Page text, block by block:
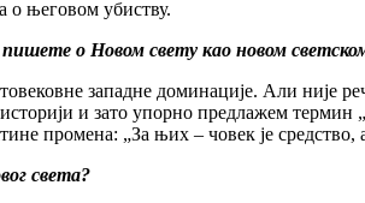
о његовом убиству.
о Новом свету као новом
западне доминације. Али није
и зато упорно предлажем
промена: „За њих – човек је
света?